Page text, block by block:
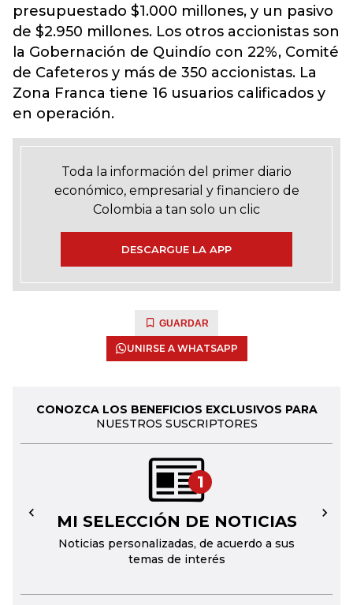
presupuestado $1.000 millones, y un pasivo
de $2.950 millones. Los otros accionistas son
la Gobernación de Quindío con 22%, Comité
de Cafeteros y más de 350 accionistas. La
Zona Franca tiene 16 usuarios calificados y
en operación.
Toda la información del primer diario
económico, empresarial y financiero de
Colombia a tan solo un clic
DESCARGUE LA APP
GUARDAR
UNIRSE A WHATSAPP
CONOZCA LOS BENEFICIOS EXCLUSIVOS PARA
NUESTROS SUSCRIPTORES
1
MI SELECCIÓN DE NOTICIAS
Noticias personalizadas, de acuerdo a sus
temas de interés
← →